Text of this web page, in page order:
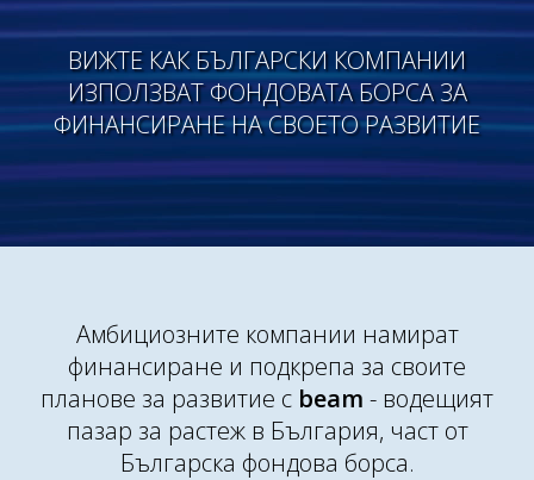
ВИЖТЕ КАК БЪЛГАРСКИ КОМПАНИИ
ИЗПОЛЗВАТ ФОНДОВАТА БОРСА ЗА
ФИНАНСИРАНЕ НА СВОЕТО РАЗВИТИЕ
Амбициозните компании намират
финансиране и подкрепа за своите
планове за развитие с beam - водещият
пазар за растеж в България, част от
Българска фондова борса.